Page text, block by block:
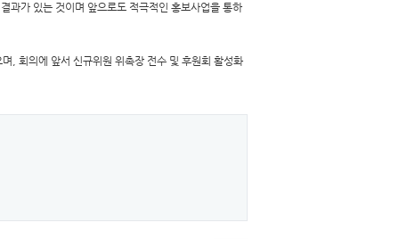
과가 있는 것이며 앞으로도 적극적인 홍보사업을 통하
, 회의에 앞서 신규위원 위촉장 전수 및 후원회 활성화